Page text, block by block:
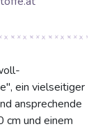
ein vielseitiger
ansprechende
cm und einem